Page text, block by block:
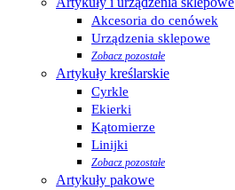
Akcesoria do cenówek
Urządzenia sklepowe
Zobacz pozostałe
Artykuły kreślarskie
Cyrkle
Ekierki
Kątomierze
Linijki
Zobacz pozostałe
Artykuły pakowe